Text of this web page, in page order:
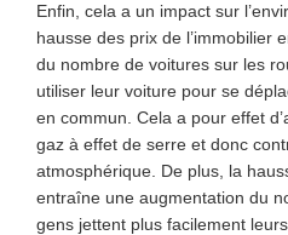
Enfin, cela a un impact sur
hausse des prix de l’immobilier
du nombre de voitures sur les
utiliser leur voiture pour se
en commun. Cela a pour effet
gaz à effet de serre et donc
atmosphérique. De plus, la
entraîne une augmentation du
gens jettent plus facilement